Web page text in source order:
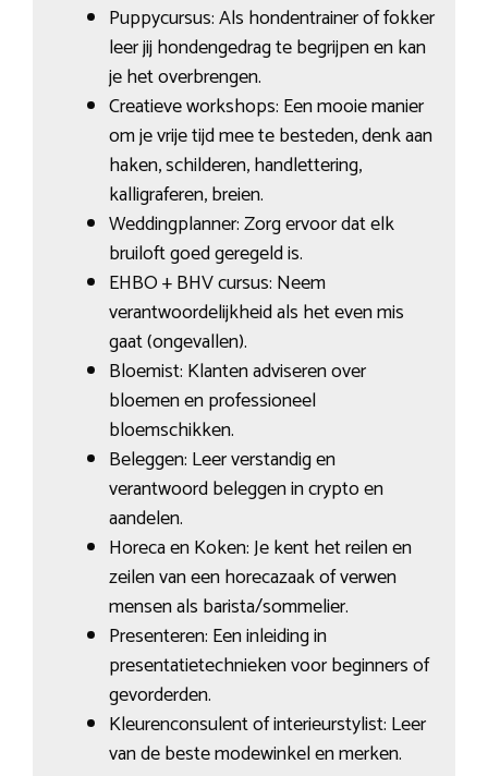
Puppycursus: Als hondentrainer of fokker
leer jij hondengedrag te begrijpen en kan
je het overbrengen.
Creatieve workshops: Een mooie manier
om je vrije tijd mee te besteden, denk aan
haken, schilderen, handlettering,
kalligraferen, breien.
Weddingplanner: Zorg ervoor dat elk
bruiloft goed geregeld is.
EHBO + BHV cursus: Neem
verantwoordelijkheid als het even mis
gaat (ongevallen).
Bloemist: Klanten adviseren over
bloemen en professioneel
bloemschikken.
Beleggen: Leer verstandig en
verantwoord beleggen in crypto en
aandelen.
Horeca en Koken: Je kent het reilen en
zeilen van een horecazaak of verwen
mensen als barista/sommelier.
Presenteren: Een inleiding in
presentatietechnieken voor beginners of
gevorderden.
Kleurenconsulent of interieurstylist: Leer
van de beste modewinkel en merken.